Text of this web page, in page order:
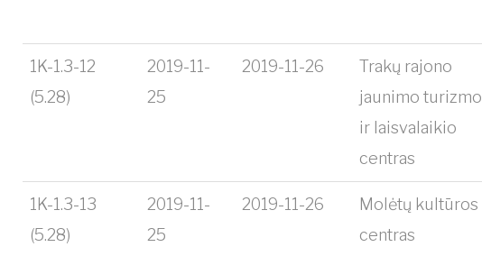
1K-1.3-12
(5.28)
2019-11-
25
2019-11-26
Trakų rajono
jaunimo turizmo
ir laisvalaikio
centras
1K-1.3-13
(5.28)
2019-11-
25
2019-11-26
Molėtų kultūros
centras